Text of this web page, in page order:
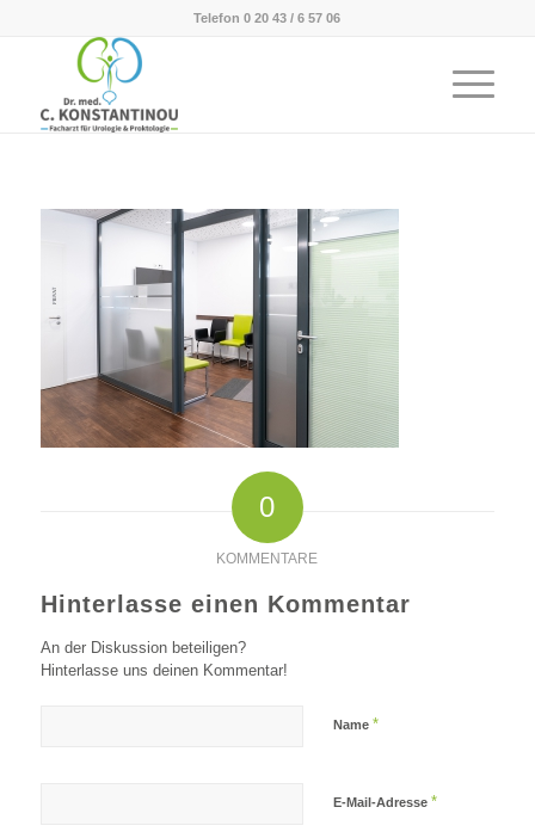
Telefon 0 20 43 / 6 57 06
0
KOMMENTARE
Hinterlasse einen Kommentar
An der Diskussion beteiligen?
Hinterlasse uns deinen Kommentar!
Name *
E-Mail-Adresse *